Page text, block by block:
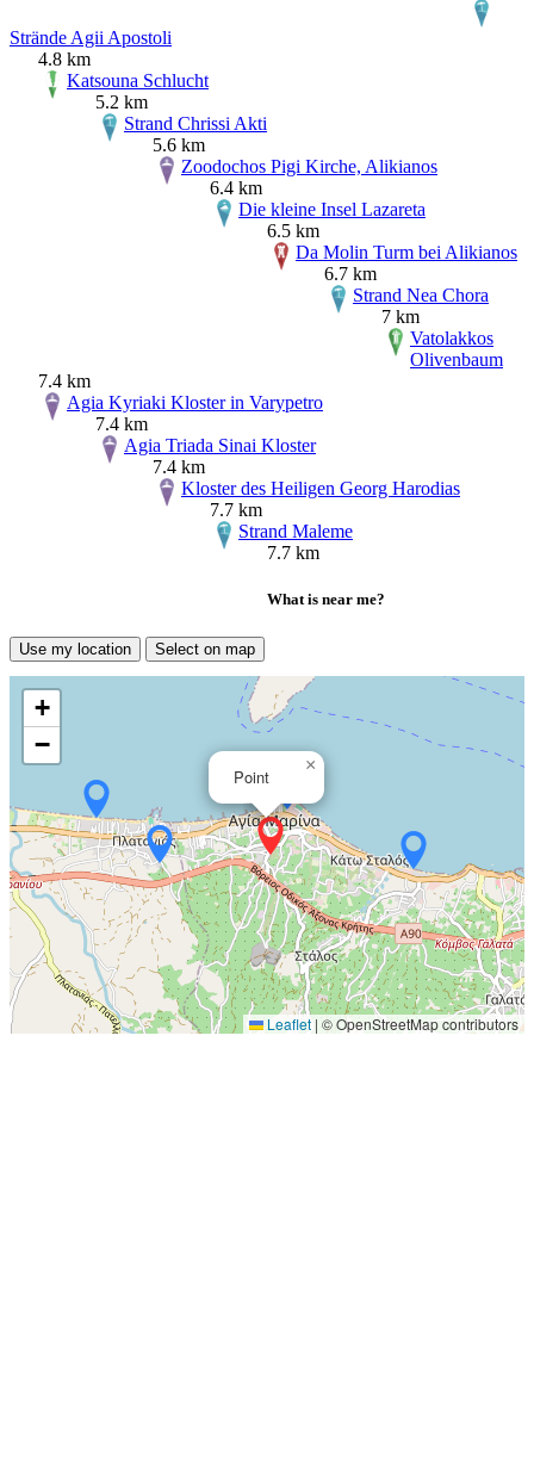
Strände Agii Apostoli
4.8 km
Katsouna Schlucht
5.2 km
Strand Chrissi Akti
5.6 km
Zoodochos Pigi Kirche, Alikianos
6.4 km
Die kleine Insel Lazareta
6.5 km
Da Molin Turm bei Alikianos
6.7 km
Strand Nea Chora
7 km
Vatolakkos
Olivenbaum
7.4 km
Agia Kyriaki Kloster in Varypetro
7.4 km
Agia Triada Sinai Kloster
7.4 km
Kloster des Heiligen Georg Harodias
7.7 km
Strand Maleme
7.7 km
What is near me?
Use my location Select on map
Point
×
+
−
Leaflet | © OpenStreetMap contributors